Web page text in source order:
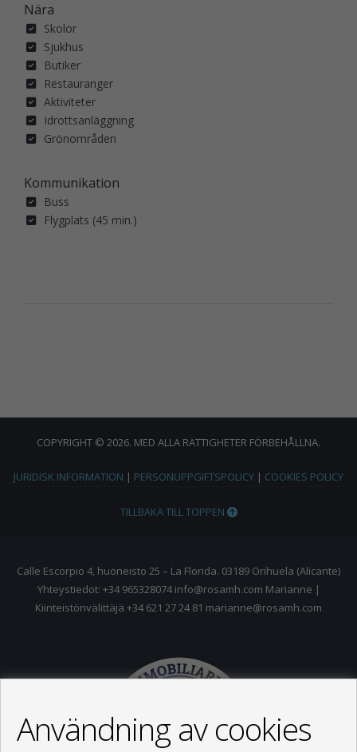
Nära
Skolor
Sjukhus
Butiker
Restauranger
Aktiviteter
Idrottsanläggning
Grönområden
Kommunikation
Buss
Flygplats (45 min.)
COPYRIGHT © 2026. MED ALLA RÄTTIGHETER FÖRBEHÅLLNA.
JURIDISK INFORMATION | PERSONUPPGIFTSPOLICY | COOKIES POLICY
TILLBAKA TILL TOPPEN
Calle Escorpio 4, huoneisto 25 – La Florida. 03189 Orihuela (Alicante)
Yhteystiedot: +34 965328074 info@rosamh.com Marianne |
Kiinteistönvälittäjä +34 621 27 24 81 marianne@rosamh.com
Användning av cookies